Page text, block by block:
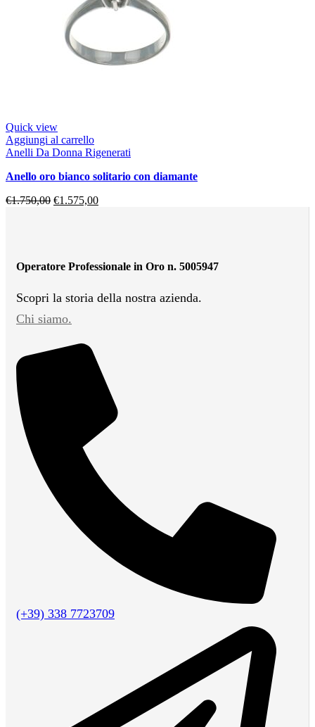
Quick view
Aggiungi al carrello
Anelli Da Donna Rigenerati
anello oro bianco solitario con diamante
€1.750,00 €1.575,00
Operatore Professionale in Oro n. 5005947
Scopri la storia della nostra azienda.
Chi siamo.
(+39) 338 7723709